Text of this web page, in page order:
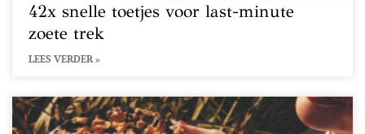
42x snelle toetjes voor last-minute
zoete trek
LEES VERDER »